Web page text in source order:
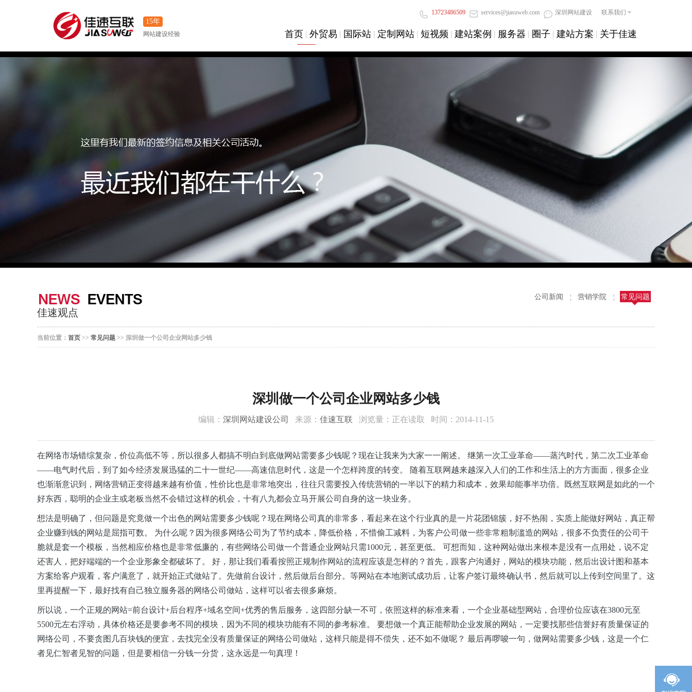
15年
网站建设经验
13723486509 services@jiasuweb.com 深圳网站建设 联系我们
首页 外贸易 国际站 定制网站 短视频 建站案例 服务器 圈子 建站方案 关于佳速
佳速观点
公司新闻 ¦ 营销学院 ¦ 常见问题
当前位置： 首页 >> 常见问题 >> 深圳做一个公司企业网站多少钱
深圳做一个公司企业网站多少钱
编辑： 深圳网站建设公司 来源： 佳速互联 浏览量： 正在读取 时间：2014-11-15
在网络市场错综复杂，价位高低不等，所以很多人都搞不明白到底做网站需要多少钱呢？现在让我来为大家一一阐述。 继第一次工业革命——蒸汽时代，第二次工业革命
——电气时代后，到了如今经济发展迅猛的二十一世纪——高速信息时代，这是一个怎样跨度的转变。
随着互联网越来越深入人们的工作和生活上的方方面面，很多企业
也渐渐意识到，网络营销正变得越来越有价值，性价比也是非常地突出，往往只需要投入传统营销的一半以下的精力和成本，效果却能事半功倍。既然互联网是如此的一个
好东西，聪明的企业主或老板当然不会错过这样的机会，十有八九都会立马开展公司自身的这一块业务。
想法是明确了，但问题是究竟做一个出色的网站需要多少钱呢？现在网络公司真的非常多，看起来在这个行业真的是一片花团锦簇，好不热闹，实质上能做好网站，真正帮
企业赚到钱的网站是屈指可数。 为什么呢？因为很多网络公司为了节约成本，降低价格，不惜偷工减料，为客户公司做一些非常粗制滥造的网站，很多不负责任的公司干
脆就是套一个模板，当然相应价格也是非常低廉的，有些网络公司做一个普通企业网站只需1000元，甚至更低。 可想而知，这种网站做出来根本是没有一点用处，说不定
还害人，把好端端的一个企业形象全都破坏了。 好，那让我们看看按照正规制作网站的流程应该是怎样的？首先，跟客户沟通好，网站的模块功能，然后出设计图和基本
方案给客户观看，客户满意了，就开始正式做站了。先做前台设计，然后做后台部分。等网站在本地测试成功后，让客户签订最终确认书，然后就可以上传到空间里了。这
里再提醒一下，最好找有自己独立服务器的网络公司做站，这样可以省去很多麻烦。
所以说，一个正规的网站=前台设计+后台程序+域名空间+优秀的售后服务，这四部分缺一不可，依照这样的标准来看，一个企业基础型网站， 合理价位应该在3800元至
5500元左右浮动，具体价格还是要参考不同的模块，因为不同的模块功能有不同的参考标准。 要想做一个真正能帮助企业发展的网站，一定要找那些信誉好有质量保证的
网络公司，不要贪图几百块钱的便宜，去找完全没有质量保证的网络公司做站，这样只能是得不偿失，还不如不做呢？ 最后再啰唆一句，做网站需要多少钱，这是一个仁
者见仁智者见智的问题，但是要相信一分钱一分货，这永远是一句真理！